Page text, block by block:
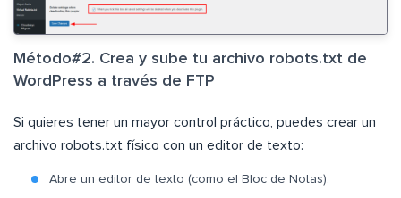
Método#2. Crea y sube tu archivo robots.txt de
WordPress a través de FTP
Si quieres tener un mayor control práctico, puedes crear un
archivo robots.txt físico con un editor de texto:
Abre un editor de texto (como el Bloc de Notas).